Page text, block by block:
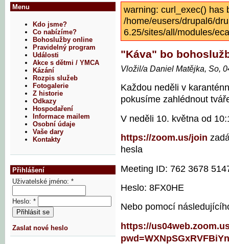
warning: curl_exec() has
/home/eusers/drupal6/
6.25/sites/all/modules/
"Káva" bo
Vložil/a Daniel Matějka, So,
Každou neděli v
pokusíme zahlédnout
V neděli 10. května od
https://zoom.us/join
hesla
Meeting ID: 762 3678
Heslo: 8FX0HE
Nebo pomocí
https://
Menu
Kdo jsme?
Co nabízíme?
Bohoslužby online
Pravidelný program
Události
Akce s dětmi / YMCA
Kázání
Rozpis služeb
Fotogalerie
Z historie
Odkazy
Hospodaření
Informace mailem
Osobní údaje
Vaše dary
Kontakty
Přihlášení
Uživatelské jméno: *
Heslo: *
Zaslat nové heslo